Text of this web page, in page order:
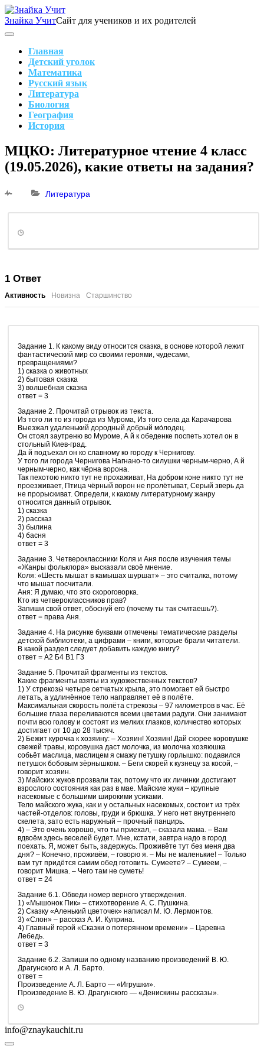
Skip
to
content
Знайка УчитСайт для учеников и их родителей
Search
Main
Navigation
Главная
Детский уголок
Математика
Русский язык
Литература
Биология
География
История
Search
МЦКО: Литературное чтение 4 класс
(19.05.2026), какие ответы на задания?
Литература
1 Ответ
Активность Новизна Старшинство
Задание 1. К какому виду относится сказка, в основе которой лежит
фантастический мир со своими героями, чудесами,
превращениями?
1) сказка о животных
2) бытовая сказка
3) волшебная сказка
ответ = 3
Задание 2. Прочитай отрывок из текста.
Из того ли то из города из Мурома, Из того села да Карачарова
Выезжал удаленький дородный добрый мо́лодец.
Он стоял заутреню во Муроме, А й к обеденке поспеть хотел он в
стольный Киев-град.
Да й подъехал он ко славному ко городу к Чернигову.
У того ли города Чернигова Нагнано-то силушки черным-черно, А й
черным-черно, как чёрна ворона.
Так пехотою никто тут не прохаживат, На добром коне никто тут не
проезживает, Птица чёрный ворон не пролётыват, Серый зверь да
не прорыскиват. Определи, к какому литературному жанру
относится данный отрывок.
1) сказка
2) рассказ
3) былина
4) басня
ответ = 3
Задание 3. Четвероклассники Коля и Аня после изучения темы
«Жанры фольклора» высказали своё мнение.
Коля: «Шесть мышат в камышах шуршат» – это считалка, потому
что мышат посчитали.
Аня: Я думаю, что это скороговорка.
Кто из четвероклассников прав?
Запиши свой ответ, обоснуй его (почему ты так считаешь?).
ответ = права Аня.
Задание 4. На рисунке буквами отмечены тематические разделы
детской библиотеки, а цифрами – книги, которые брали читатели.
В какой раздел следует добавить каждую книгу?
ответ = А2 Б4 В1 Г3
Задание 5. Прочитай фрагменты из текстов.
Какие фрагменты взяты из художественных текстов?
1) У стрекозы́ четыре сетчатых крыла, это помогает ей быстро
летать, а удлинённое тело направляет её в полёте.
Максимальная скорость полёта стрекозы – 97 километров в час. Её
большие глаза переливаются всеми цветами радуги. Они занимают
почти всю голову и состоят из мелких глазков, количество которых
достигает от 10 до 28 тысяч.
2) Бежит курочка к хозяину: – Хозяин! Хозяин! Дай скорее коровушке
свежей травы, коровушка даст молочка, из молочка хозяюшка
собьёт маслица, маслицем я смажу петушку горлышко: подавился
петушок бобовым зёрнышком. – Беги скорей к кузнецу за косой, –
говорит хозяин.
3) Майских жуков прозвали так, потому что их личинки достигают
взрослого состояния как раз в мае. Майские жуки – крупные
насекомые с большими широкими усиками.
Тело майского жука, как и у остальных насекомых, состоит из трёх
частей-отделов: головы, груди и брюшка. У него нет внутреннего
скелета, зато есть наружный – прочный панцирь.
4) – Это очень хорошо, что ты приехал, – сказала мама. – Вам
вдвоём здесь веселей будет. Мне, кстати, завтра надо в город
поехать. Я, может быть, задержусь. Проживёте тут без меня два
дня? – Конечно, проживём, – говорю я. – Мы не маленькие! – Только
вам тут придётся самим обед готовить. Сумеете? – Сумеем, –
говорит Мишка. – Чего там не суметь!
ответ = 24
Задание 6.1. Обведи номер верного утверждения.
1) «Мышонок Пик» – стихотворение А. С. Пушкина.
2) Сказку «Аленький цветочек» написал М. Ю. Лермонтов.
3) «Слон» – рассказ А. И. Куприна.
4) Главный герой «Сказки о потерянном времени» – Царевна
Лебедь.
ответ = 3
Задание 6.2. Запиши по одному названию произведений В. Ю.
Драгунского и А. Л. Барто.
ответ =
Произведение А. Л. Барто — «Игрушки».
Произведение В. Ю. Драгунского — «Денискины рассказы».
info@znaykauchit.ru